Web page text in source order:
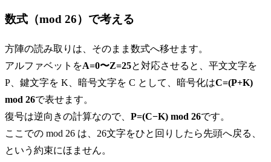
数式（mod 26）で考える
方陣の読み取りは、そのまま数式へ移せます。
アルファベットをA=0〜Z=25と対応させると、平文文字を
P、鍵文字を K、暗号文字を C として、暗号化はC=(P+K)
mod 26で表せます。
復号は逆向きの計算なので、 P=(C−K) mod 26です。
ここでの mod 26 は、26文字をひと回りしたら先頭へ戻る、
という約束にほません。